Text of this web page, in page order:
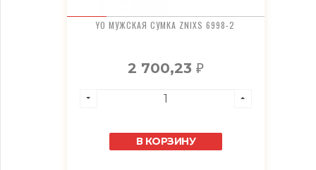
YO МУЖСКАЯ СУМКА ZNIXS 6998-2
2 700,23 ₽
В КОРЗИНУ